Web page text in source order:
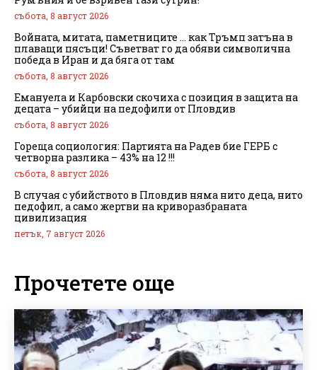
събота, 8 август 2026
Войната, митата, паметниците … как Тръмп затъна в
плаващи пясъци! Съветват го да обяви символична
победа в Иран и да бяга от там
събота, 8 август 2026
Емануела и Карбовски скочиха с позиция в защита на
децата – убийци на педофили от Пловдив
събота, 8 август 2026
Гореща социология: Партията на Радев бие ГЕРБ с
четворна разлика – 43% на 12 !!!
събота, 8 август 2026
В случая с убийството в Пловдив няма нито деца, нито
педофил, а само жертви на криворазбраната
цивилизация
петък, 7 август 2026
Прочетете още